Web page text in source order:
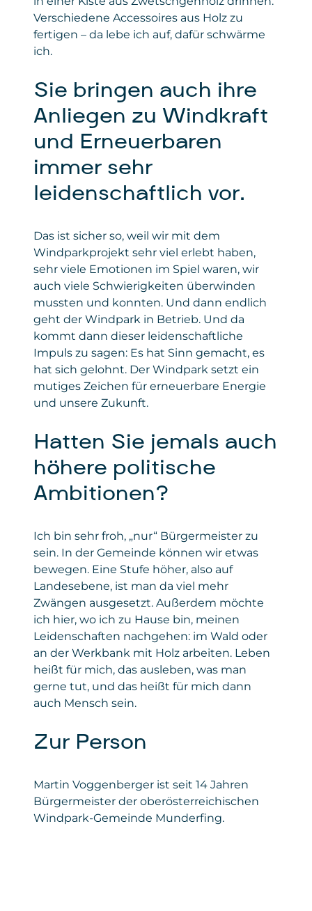
Verschiedene Accessoires aus Holz zu
fertigen – da lebe ich auf, dafür schwärme
ich.
Sie bringen auch ihre
Anliegen zu Windkraft
und Erneuerbaren
immer sehr
leidenschaftlich vor.
Das ist sicher so, weil wir mit dem
Windparkprojekt sehr viel erlebt haben,
sehr viele Emotionen im Spiel waren, wir
auch viele Schwierigkeiten überwinden
mussten und konnten. Und dann endlich
geht der Windpark in Betrieb. Und da
kommt dann dieser leidenschaftliche
Impuls zu sagen: Es hat Sinn gemacht, es
hat sich gelohnt. Der Windpark setzt ein
mutiges Zeichen für erneuerbare Energie
und unsere Zukunft.
Hatten Sie jemals auch
höhere politische
Ambitionen?
Ich bin sehr froh, „nur“ Bürgermeister zu
sein. In der Gemeinde können wir etwas
bewegen. Eine Stufe höher, also auf
Landesebene, ist man da viel mehr
Zwängen ausgesetzt. Außerdem möchte
ich hier, wo ich zu Hause bin, meinen
Leidenschaften nachgehen: im Wald oder
an der Werkbank mit Holz arbeiten. Leben
heißt für mich, das ausleben, was man
gerne tut, und das heißt für mich dann
auch Mensch sein.
Zur Person
Martin Voggenberger ist seit 14 Jahren
Bürgermeister der oberösterreichischen
Windpark-Gemeinde Munderfing.
Gesetzt von: Microsoft Corporation